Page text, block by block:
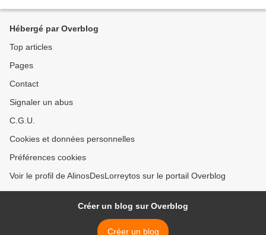
Hébergé par Overblog
Top articles
Pages
Contact
Signaler un abus
C.G.U.
Cookies et données personnelles
Préférences cookies
Voir le profil de AlinosDesLorreytos sur le portail Overblog
Créer un blog sur Overblog
Créer un blog